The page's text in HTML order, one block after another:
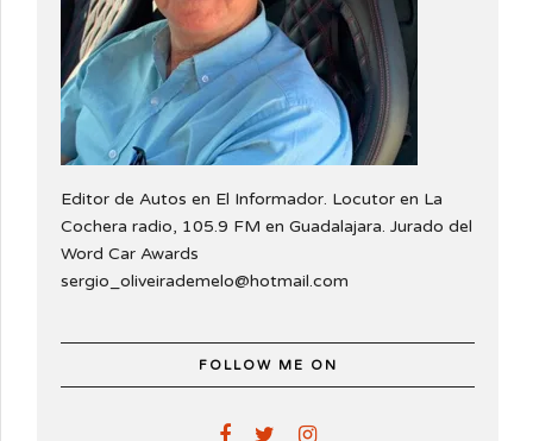
Editor de Autos en El Informador. Locutor en La
Cochera radio, 105.9 FM en Guadalajara. Jurado del
Word Car Awards
sergio_oliveirademelo@hotmail.com
FOLLOW ME ON